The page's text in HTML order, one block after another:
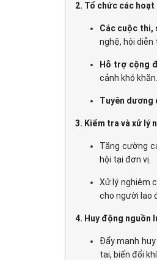
2. Tổ chức các hoạt
Các cuộc thi,
nghệ, hội diễn
Hỗ trợ cộng
cảnh khó khăn.
Tuyên dương
3. Kiểm tra và xử lý
Tăng cường
hội tại đơn vị.
Xử lý nghiêm
cho người lao
4. Huy động nguồn
Đẩy mạnh
tai, biến đổi